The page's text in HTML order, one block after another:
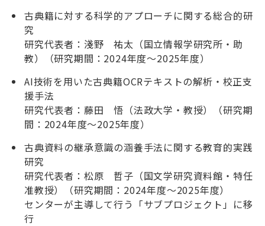
古典籍に対する科学的アプローチに関する総合的研
究
研究代表者：淺野 祐太（国立情報学研究所・助
教）（研究期間：2024年度～2025年度）
AI技術を用いた古典籍OCRテキストの解析・校正支
援手法
研究代表者：藤田 悟（法政大学・教授）（研究期
間：2024年度～2025年度）
古典資料の継承意識の涵養手法に関する教育的実践
研究
研究代表者：松原 哲子（国文学研究資料館・特任
准教授）（研究期間：2024年度～2025年度）
センターが主導して行う「サブプロジェクト」に移
行